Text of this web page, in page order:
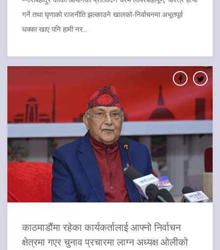
गर्ने तथा घृणाको राजनीति झल्काउने खालको-निर्वाचनमा अभूतपूर्व
धक्का खाए पनि हामी नर...
काठमाडौंमा रहेका कार्यकर्तालाई आफ्नो निर्वाचन
क्षेत्रमा गएर चुनाव प्रचारमा लाग्न अध्यक्ष ओलीको